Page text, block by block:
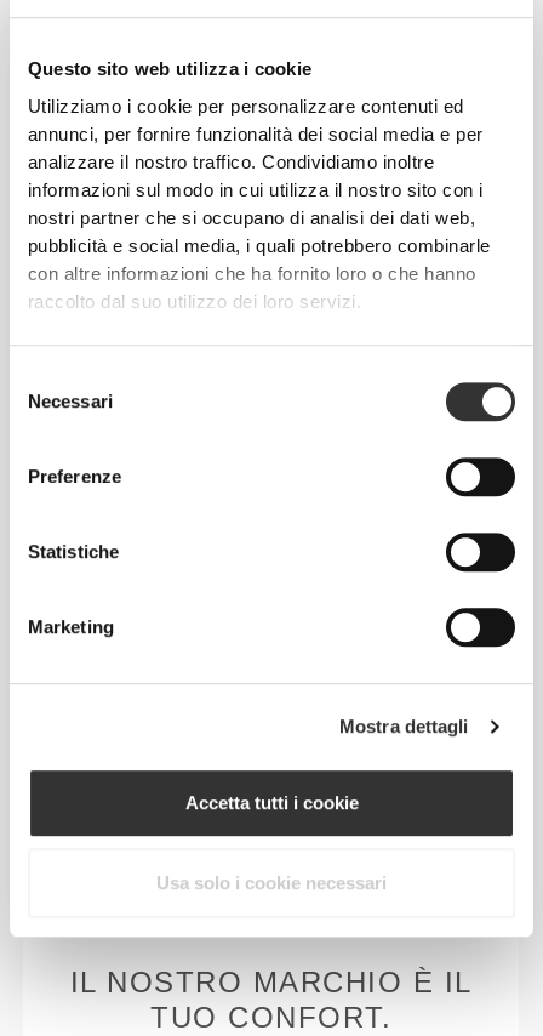
Questo sito web utilizza i cookie
Utilizziamo i cookie per personalizzare contenuti ed
annunci, per fornire funzionalità dei social media e per
analizzare il nostro traffico. Condividiamo inoltre
informazioni sul modo in cui utilizza il nostro sito con i
nostri partner che si occupano di analisi dei dati web,
pubblicità e social media, i quali potrebbero combinarle
con altre informazioni che ha fornito loro o che hanno
raccolto dal suo utilizzo dei loro servizi.
delNecessari
Preferenze
Statistiche
Marketing
Mostra dettagli
Accetta tutti i cookie
Usa solo i cookie necessari
RevoKnit è un'avanzata tecnologia di lavorazione a
maglia sviluppata da Prozis che dà vita a capi di
abbigliamento ad alte prestazioni, come una
seconda pelle e con maggiore elasticità, supporto e
RevoKnitha migliori prestazioni, fa sentire meglio
delle fibre sviluppata in laboratorio, che offre il
elasticità, per migliori prestazioni, supporto e
IL NOSTRO MARCHIO È IL
TUO CONFORT.